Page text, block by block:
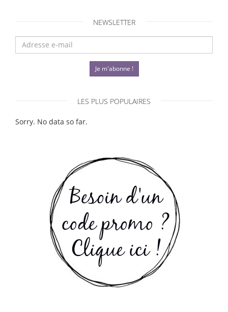
NEWSLETTER
Je m'abonne !
LES PLUS POPULAIRES
Sorry. No data so far.